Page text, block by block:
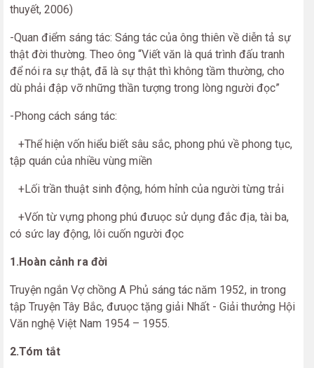
thuyết, 2006)
-Quan điểm sáng tác: Sáng tác của ông thiên về diễn tả sự
thật đời thường. Theo ông “Viết văn là quá trình đấu tranh
để nói ra sự thật, đã là sự thật thì không tầm thường, cho
dù phải đập vỡ những thần tượng trong lòng người đọc”
-Phong cách sáng tác:
+Thể hiện vốn hiểu biết sâu sắc, phong phú về phong tục,
tập quán của nhiều vùng miền
+Lối trần thuật sinh động, hóm hỉnh của người từng trải
+Vốn từ vựng phong phú đưuọc sử dụng đắc địa, tài ba,
có sức lay động, lôi cuốn người đọc
1.Hoàn cảnh ra đời
Truyện ngắn Vợ chồng A Phủ sáng tác năm 1952, in trong
tập Truyện Tây Bắc, đưuọc tặng giải Nhất - Giải thưởng Hội
Văn nghệ Việt Nam 1954 – 1955.
2.Tóm tắt